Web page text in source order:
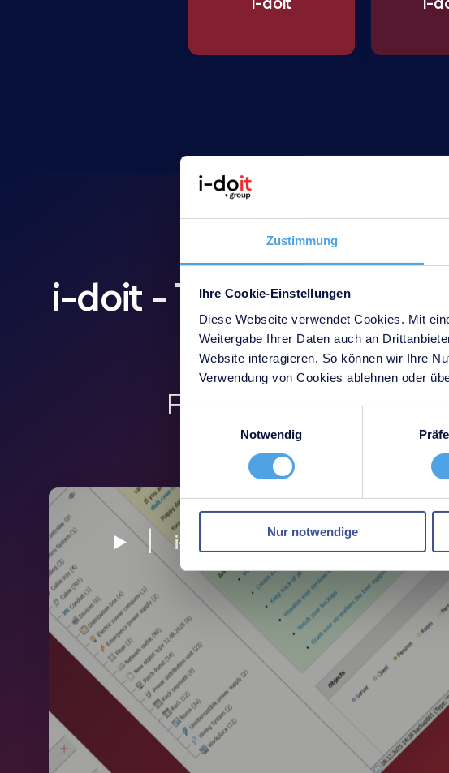
Zustimmung
Ihre Cookie-Einstellungen
Diese Webseite verwendet Cookies. Mit
Weitergabe Ihrer Daten auch an
Website interagieren. So können wir Ihre
Verwendung von Cookies ablehnen oder
Notwendig
Nur notwendige
i-doit - The industry
For over 20 years,
i-doit intro